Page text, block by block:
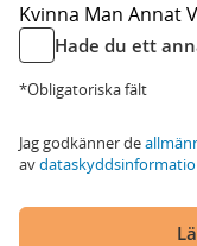
Kvinna Man Annat
Hade du ett
*Obligatoriska fält
Jag godkänner de
av